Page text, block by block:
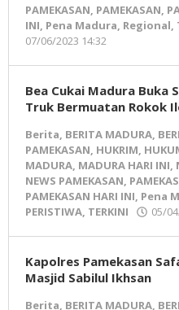
PAMEKASAN, PAMEKASAN,
INI, Pena Madura, Regional,
07/06/2023 14:32
Bea Cukai Madura Buka
Truk Bermuatan Rokok
Berita, BERITA MADURA,
PAMEKASAN, HUKRIM,
MADURA, MADURA HARI INI,
NEWS PAMEKASAN,
PAMEKASAN HARI INI, Pena
PERISTIWA, TERKINI 05/
Kapolres Pamekasan
Masjid Sabilul Ikhsan
Berita, BERITA MADURA,